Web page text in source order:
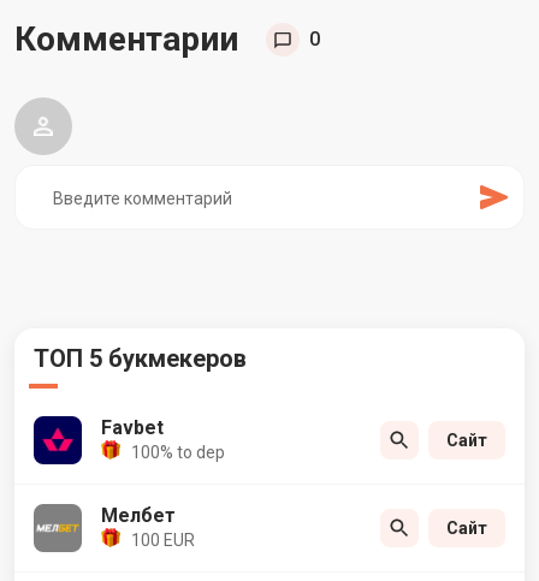
Комментарии 0
ТОП 5 букмекеров
Favbet
100% to dep
Сайт
Мелбет
100 EUR
Сайт